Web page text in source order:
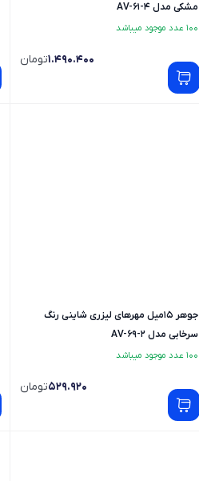
مشکی مدل AV-61-4
100 عدد موجود میباشد
1.490.400تومان
جوهر 15میل مهرهای لیزری شاینی رنگ
سرخابی مدل AV-69-2
100 عدد موجود میباشد
529.920تومان